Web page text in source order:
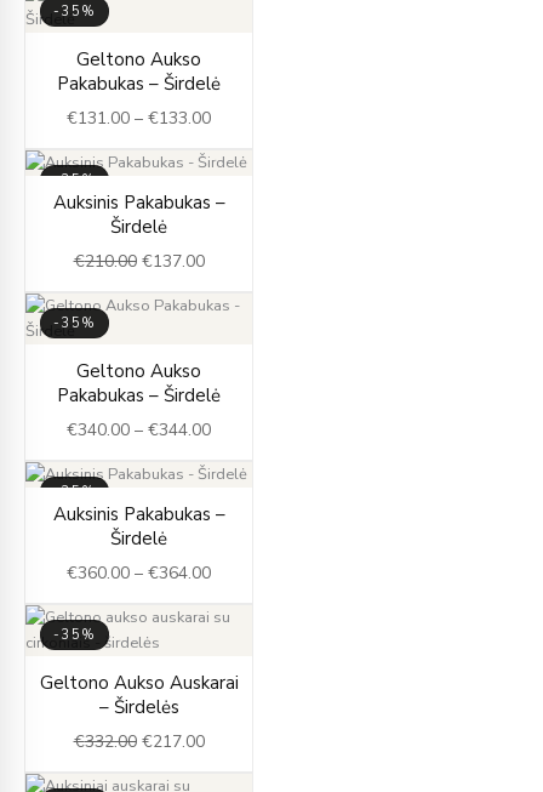
-35%
Geltono Aukso
Pakabukas – Širdelė
€131.00 – €133.00
€131.00
through
-35%
Auksinis Pakabukas –
Širdelė
€210.00
price
was:
€210.00.
€137.00
price
€137.00.
-35%
Geltono Aukso
Pakabukas – Širdelė
€340.00 – €344.00
€340.00
through
-35%
Auksinis Pakabukas –
Širdelė
€360.00 – €364.00
range:
through
-35%
Geltono Aukso Auskarai
– Širdelės
€332.00
price
was:
€332.00.
€217.00
price
€217.00.